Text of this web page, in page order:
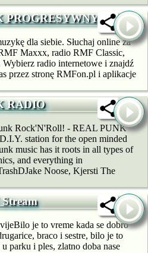
PROGRESYWNY]
dla siebie. Słuchaj online za
Maxxx, radio RMF Classic,
radio internetowe i znajdź
przez stronę RMFon.pl i aplikacje
RADIO
Rock'N'Roll! - REAL PUNK
station for the open minded
music has it roots in all types of
and everything in
Noose, Kjersti The
je to vreme kada se dobro
braco i sestre, bilo je to
parku i ples, zlatno doba nase